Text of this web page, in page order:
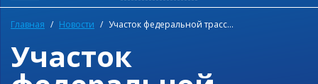
Главная Новости Участок федеральной трассы Р-240 Уфа-Оренбург открыли после капитального ремонта
Участок